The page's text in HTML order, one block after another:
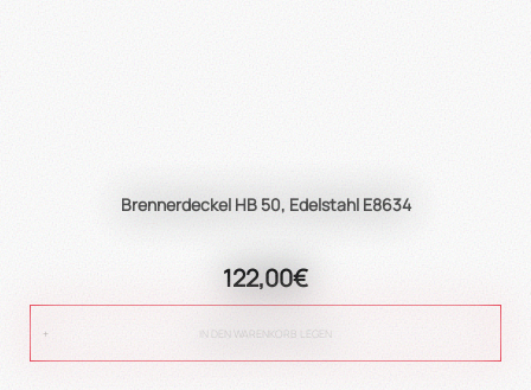
Brennerdeckel HB 50, Edelstahl E8634
122,00€
IN DEN WARENKORB LEGEN